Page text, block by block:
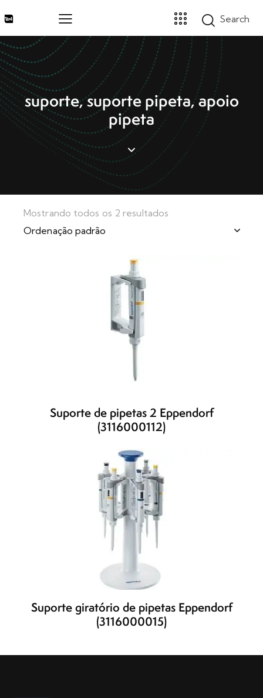
suporte, suporte pipeta, apoio
pipeta
Home
Marcas
Segmentos
Produtos
Catálogos
Promoções
Mostrando todos os 2 resultados
Suporte de pipetas 2 Eppendorf
(3116000112)
Suporte giratório de pipetas Eppendorf
(3116000015)